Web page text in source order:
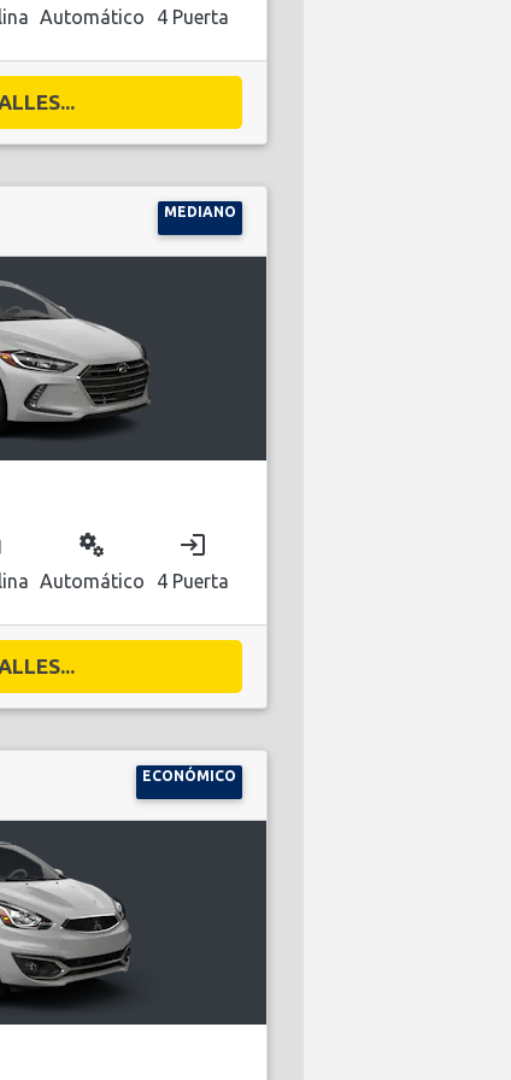
Automático 4 Puerta
MEDIANO
miscellaneous_services
Automático
login
4 Puerta
ECONÓMICO